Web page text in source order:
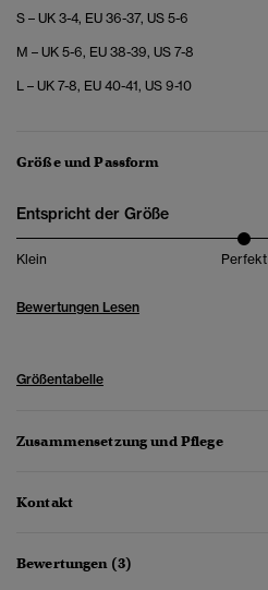
S – UK 3-4, EU 36-37, US 5-6
M – UK 5-6, EU 38-39, US 7-8
L – UK 7-8, EU 40-41, US 9-10
Größe und Passform
Entspricht der Größe
Klein Perfekt
Bewertungen Lesen
Größentabelle
Zusammensetzung und Pflege
Kontakt
Bewertungen (3)